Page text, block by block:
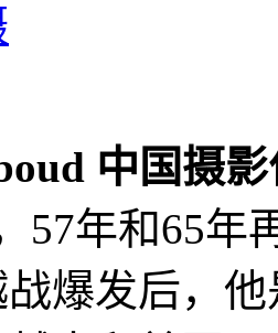
中国摄
57年和65年
爆发后，